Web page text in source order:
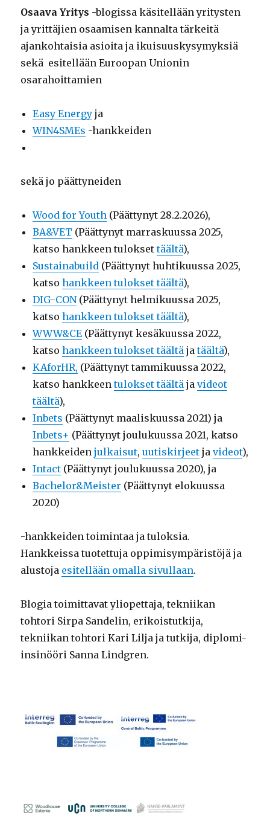
Osaava Yritys -blogissa käsitellään yritysten
ja yrittäjien osaamisen kannalta tärkeitä
ajankohtaisia asioita ja ikuisuuskysymyksiä
sekä esitellään Euroopan Unionin
osarahoittamien
Easy Energy ja
WIN4SMEs -hankkeiden
sekä jo päättyneiden
Wood for Youth (Päättynyt 28.2.2026),
BA&VET (Päättynyt marraskuussa 2025,
katso hankkeen tuloksettäältä),
Sustainabuild (Päättynyt huhtikuussa 2025,
katsohankkeen tulokset täältä),
DIG-CON(Päättynyt helmikuussa 2025,
katsohankkeen tulokset täältä),
WWW&CE (Päättynyt kesäkuussa 2022,
katsohankkeen tulokset täältä jatäältä),
KAforHR, (Päättynyt tammikuussa 2022,
katso hankkeentulokset täältä javideot
täältä),
Inbets (Päättynyt maaliskuussa 2021) ja
Inbets+ (Päättynyt joulukuussa 2021, katso
hankkeidenjulkaisut,uutiskirjeet javideot),
Intact (Päättynyt joulukuussa 2020), ja
Bachelor&Meister (Päättynyt elokuussa
2020)
-hankkeiden toimintaa ja tuloksia.
Hankkeissa tuotettuja oppimisympäristöjä ja
alustoja esitellään omalla sivullaan.
Blogia toimittavat yliopettaja, tekniikan
tohtori Sirpa Sandelin, erikoistutkija,
tekniikan tohtori Kari Lilja ja tutkija, diplomi-
insinööri Sanna Lindgren.